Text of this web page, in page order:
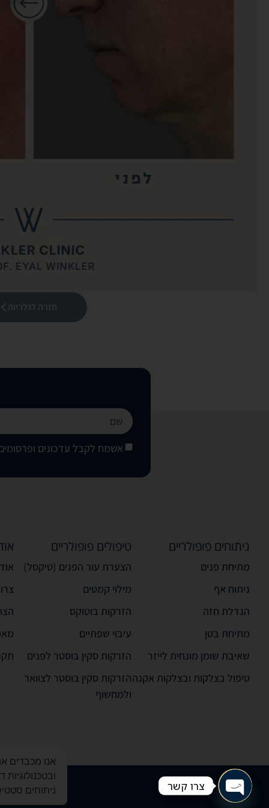
חזרה לגלריות
אשמח לקבל עדכונים
ניתוחים פופולריים
מתיחת פנים
ניתוח אף
הגדלת חזה
מתיחת בטן
שאיבת שומן מונחית לייזר
טיפול בצלקות ובצלקות אקנה
טיפולים פופולריים
הצערת עור הפנים (טיקסל)
מילוי קמטים
הזרקות בוטוקס
עיבוי שפתיים
הזרקות סקין בוסטר לפנים
הזרקות סקין בוסטר לצוואר
ולמחשוף
ניתוחים
צרו קשר